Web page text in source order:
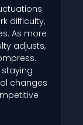
difficulty,
As more
adjusts,
changes